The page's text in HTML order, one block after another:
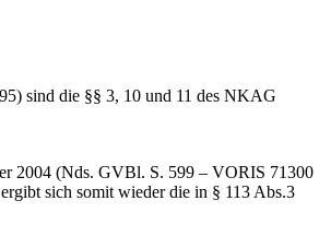
sind die §§ 3, 10 und 11 des NKAG
2004 (Nds. GVBl. S. 599 – VORIS 71300
sich somit wieder die in § 113 Abs.3